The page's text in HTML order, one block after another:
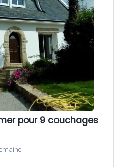
pour 9 couchages